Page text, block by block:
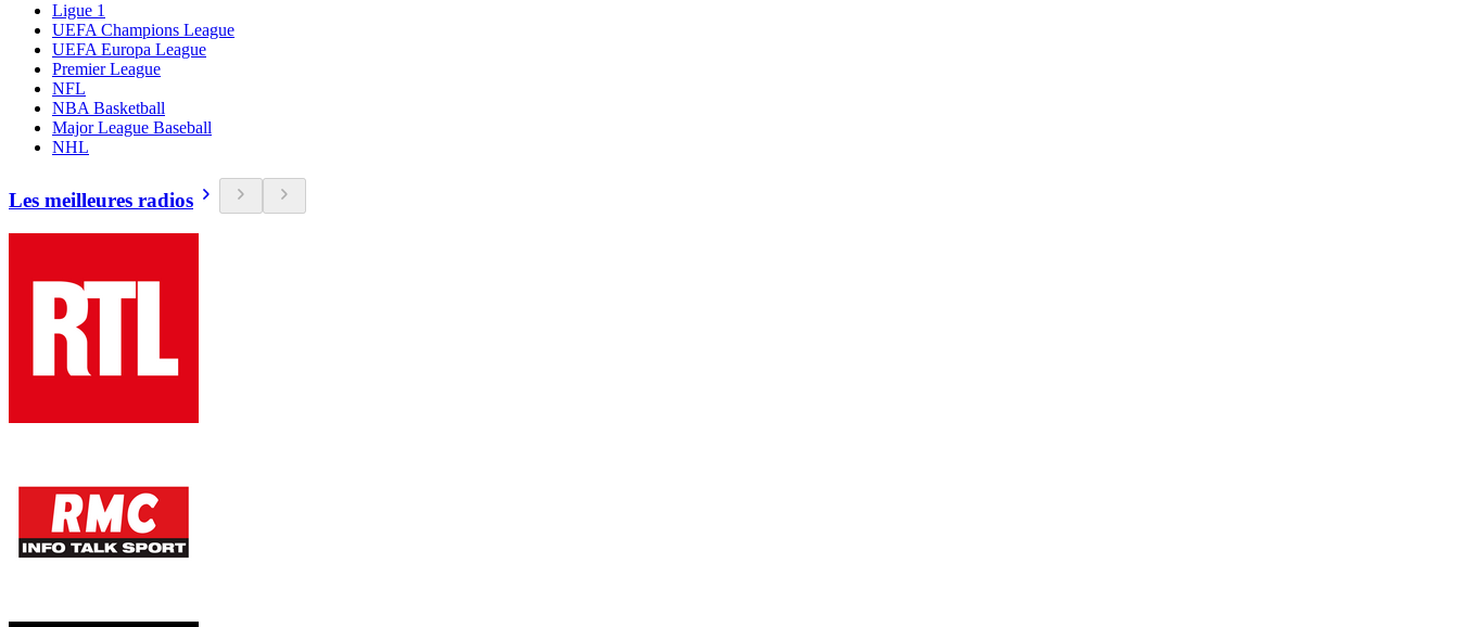
Ligue 1
UEFA Champions League
UEFA Europa League
Premier League
NFL
NBA Basketball
Major League Baseball
NHL
Les meilleures radios